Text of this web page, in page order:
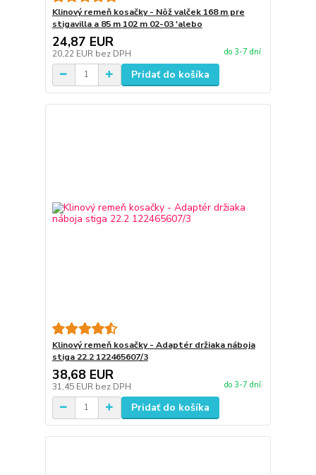
Klinový remeň kosačky - Nôž valček 168 m pre
stigavilla a 85 m 102 m 02-03 'alebo
24,87 EUR
20,22 EUR bez DPH do 3-7 dní
Pridať do košíka
Klinový remeň kosačky - Adaptér držiaka náboja
stiga 22.2 122465607/3
38,68 EUR
31,45 EUR bez DPH do 3-7 dní
Pridať do košíka